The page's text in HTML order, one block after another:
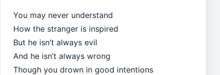
You may never understand
How the stranger is inspired
But he isn’t always evil
And he isn’t always wrong
Though you drown in good intentions